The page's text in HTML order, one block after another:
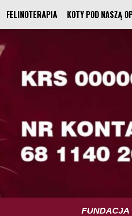
FELINOTERAPIA KOTY POD NASZĄ
TUS TRENINGSPECJALISTYCZNE
FUNDACJA